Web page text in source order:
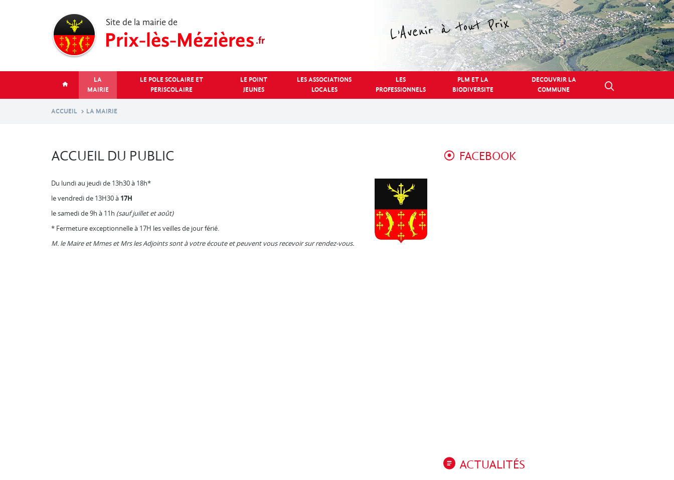
LA
MAIRIE
LE POLE SCOLAIRE ET
PERISCOLAIRE
LE POINT
JEUNES
LES ASSOCIATIONS
LOCALES
LES
PROFESSIONNELS
PLM ET LA
BIODIVERSITE
DECOUVRIR LA
COMMUNE
ACCUEIL LA MAIRIE
ACCUEIL DU PUBLIC
Du lundi au jeudi de 13h30 à 18h*
le vendredi de 13H30 à 17H
le samedi de 9h à 11h (sauf juillet et août)
* Fermeture exceptionnelle à 17H les veilles de jour férié.
M. le Maire et Mmes et Mrs les Adjoints sont à votre écoute et peuvent vous recevoir sur rendez-vous.
FACEBOOK
ACTUALITÉS